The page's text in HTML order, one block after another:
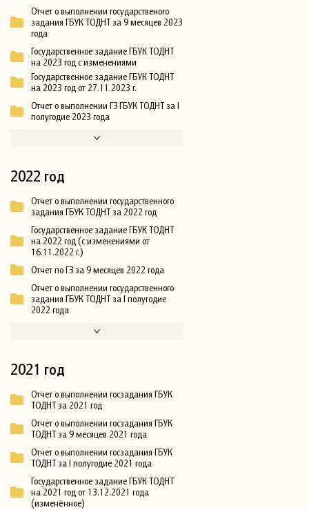
Отчет о выполнении государственого
задания ГБУК ТОДНТ за 9 месяцев 2023
года
Государственное задание ГБУК ТОДНТ
на 2023 год с изменениями
Государственное задание ГБУК ТОДНТ
на 2023 год от 27.11.2023 г.
Отчет о выполнении ГЗ ГБУК ТОДНТ за I
полугодие 2023 года
2022 год
Отчет о выполнении государственного
задания ГБУК ТОДНТ за 2022 год
Государственное задание ГБУК ТОДНТ
на 2022 год (с изменениями от
16.11.2022 г.)
Отчет по ГЗ за 9 месяцев 2022 года
Отчет о выполнении государственного
задания ГБУК ТОДНТ за I полугодие
2022 года
2021 год
Отчет о выполнении госзадания ГБУК
ТОДНТ за 2021 год
Отчет о выполнении госзадания ГБУК
ТОДНТ за 9 месяцев 2021 года
Отчет о выполнении госзадания ГБУК
ТОДНТ за I полугодие 2021 года
Государственное задание ГБУК ТОДНТ
на 2021 год от 13.12.2021 года
(изменённое)